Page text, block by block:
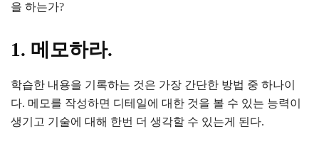
을 하는가?
1. 메모하라.
학습한 내용을 기록하는 것은 가장 간단한 방법 중 하나이
다. 메모를 작성하면 디테일에 대한 것을 볼 수 있는 능력이
생기고 기술에 대해 한번 더 생각할 수 있는게 된다.